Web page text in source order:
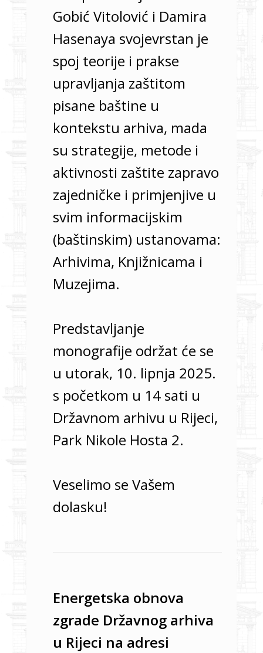
Gobić Vitolović i Damira
Hasenaya svojevrstan je
spoj teorije i prakse
upravljanja zaštitom
pisane baštine u
kontekstu arhiva, mada
su strategije, metode i
aktivnosti zaštite zapravo
zajedničke i primjenjive u
svim informacijskim
(baštinskim) ustanovama:
Arhivima, Knjižnicama i
Muzejima.
Predstavljanje
monografije održat će se
u utorak, 10. lipnja 2025.
s početkom u 14 sati u
Državnom arhivu u Rijeci,
Park Nikole Hosta 2.
Veselimo se Vašem
dolasku!
Energetska obnova
zgrade Državnog arhiva
u Rijeci na adresi